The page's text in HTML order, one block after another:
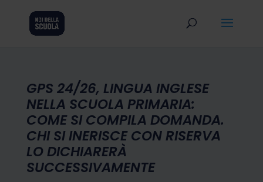
GPS 24/26, LINGUA INGLESE
NELLA SCUOLA PRIMARIA:
COME SI COMPILA DOMANDA.
CHI SI INERISCE CON RISERVA
LO DICHIARERÀ
SUCCESSIVAMENTE